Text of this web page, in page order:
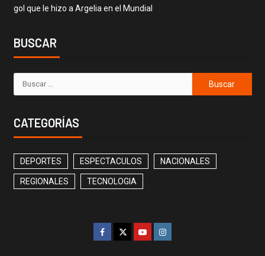
gol que le hizo a Argelia en el Mundial
BUSCAR
CATEGORÍAS
DEPORTES ESPECTACULOS NACIONALES
REGIONALES TECNOLOGIA